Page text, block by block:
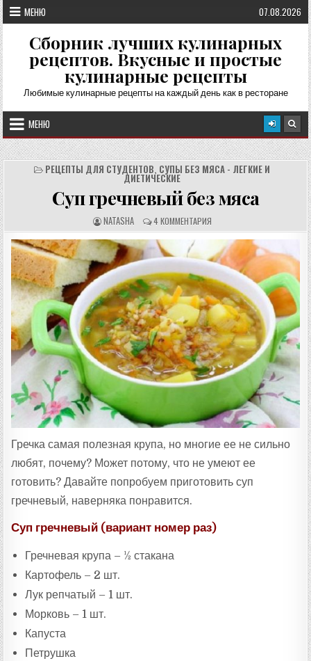
Перейти
к
содержимому
МЕНЮ 07.08.2026
Сборник лучших кулинарных
рецептов. Вкусные и простые
кулинарные рецепты
Любимые кулинарные рецепты на каждый день как в ресторане
МЕНЮ
РЕЦЕПТЫ ДЛЯ СТУДЕНТОВ, СУПЫ БЕЗ МЯСА - ЛЕГКИЕ И
ДИЕТИЧЕСКИЕ
Суп гречневый без мяса
А
В
Т
О
Р
Р
Е
Ц
Е
П
Т
А
:
NATASHA О
Т
З
Ы
Ы
:
4 КОММЕНТАРИЯ
Гречка самая полезная крупа, но многие ее не сильно
любят, почему? Может потому, что не умеют ее
готовить? Давайте попробуем приготовить суп
гречневый, наверняка понравится.
Суп гречневый (вариант номер раз)
Гречневая крупа – ½ стакана
Картофель – 2 шт.
Лук репчатый – 1 шт.
Морковь – 1 шт.
Капуста
Петрушка